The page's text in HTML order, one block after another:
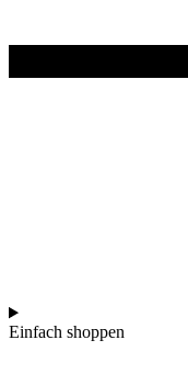
Einfach shoppen